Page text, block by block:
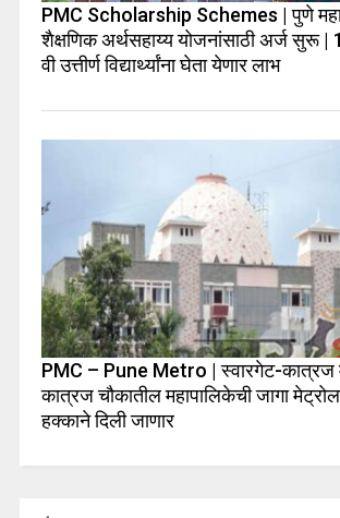
PMC Scholarship Schemes | पुणे
शैक्षणिक अर्थसहाय्य योजनांसाठी अर्ज सुरू
वी उत्तीर्ण विद्यार्थ्यांना घेता येणार लाभ
PMC – Pune Metro | स्वारगेट-कात्रज
कात्रज चौकातील महापालिकेची जागा
हक्काने दिली जाणार